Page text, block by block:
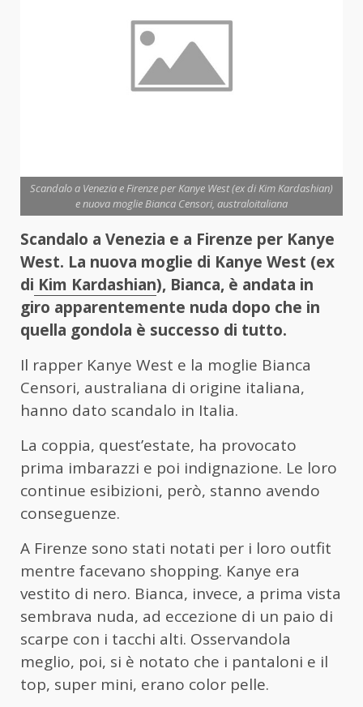
Scandalo a Venezia e Firenze per Kanye West (ex di Kim Kardashian)
e nuova moglie Bianca Censori, australoitaliana
Scandalo a Venezia e a Firenze per Kanye
West. La nuova moglie di Kanye West (ex
di Kim Kardashian), Bianca, è andata in
giro apparentemente nuda dopo che in
quella gondola è successo di tutto.
Il rapper Kanye West e la moglie Bianca
Censori, australiana di origine italiana,
hanno dato scandalo in Italia.
La coppia, quest’estate, ha provocato
prima imbarazzi e poi indignazione. Le loro
continue esibizioni, però, stanno avendo
conseguenze.
A Firenze sono stati notati per i loro outfit
mentre facevano shopping. Kanye era
vestito di nero. Bianca, invece, a prima vista
sembrava nuda, ad eccezione di un paio di
scarpe con i tacchi alti. Osservandola
meglio, poi, si è notato che i pantaloni e il
top, super mini, erano color pelle.